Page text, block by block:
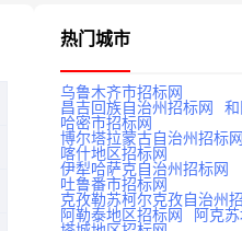
热门城市
乌鲁木齐市招标网
昌吉回族自治州招标网
和
哈密市招标网
博尔塔拉蒙古自治州招标网
喀什地区招标网
伊犁哈萨克自治州招标网
吐鲁番市招标网
克孜勒苏柯尔克孜自治州
阿勒泰地区招标网
阿克